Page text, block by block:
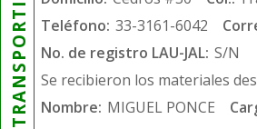
TRANSPORTISTA
Teléfono: 33-3161-6042
No. de registro LAU-JAL: S/N
Se recibieron los materiales
Nombre: MIGUEL PONCE